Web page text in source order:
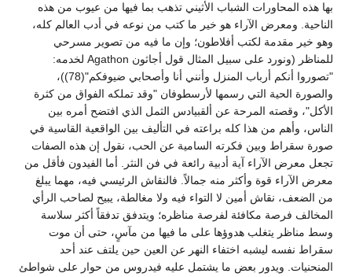
بها هذه المحاورات الشباب الأثيني تذهب بما فيها من عيوب من هذه
الناحية. ومعرض الآراء هو خير ما كتب من نوعه في أدب العالم كله،
وهو خير مقدمة لكتب أفلاطون؛ وإن ما فيه من تصوير مسرحي
للمناظر (ونورد على سبيل المثال قول أجاثون Agathon لخدمه:
"تصوروا أنكم أرباب المنزل وأنني أنا وأصحابي ضيوفكم"(78))،
والصورة الحية التي رسمها لأرسطوفان "وقد تملكه الفواق من كثرة
الأكل"، وقصته المرحة عن ألقبيادس الثمل الذي افتضح أمره بين
الناس، وأهم من هذا كله براعته في التأليف بين الواقعية القاسية في
صورة سقراط وبين فكرته السامية عن الحب، نقول إن هذه الصفات
تجعل معرض الآراء آية أدبية رائعة في فن النثر. أما الفيدون فأقل من
معرض الآراء قوة وأكثر منه جمالاً. فالنقاش الرئيسي فيه، مهما يبلغ
من الضعف، نقاش أمين لا التواء فيه ولا مغالطة، يبيح لصاحب الرأي
المخالف فرصة مكافئة لفرصة مناظره؛ ويتدفق تدفقاً أكثر سلاسة
وسط مناظر يتغلب هدوؤها على ما فيها من مآسٍ، حتى أن موت
سقراط نفسه ليشبه اختفاء النهر عن العين حين يلتف عند أحد
المنحنيات. ويدور بعض ما يشتمل عليه فيدروس من حوار على شواطئ